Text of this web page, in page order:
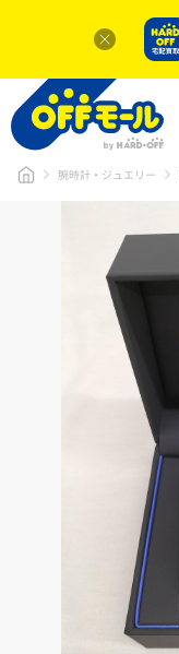
腕時計・ジュエリー